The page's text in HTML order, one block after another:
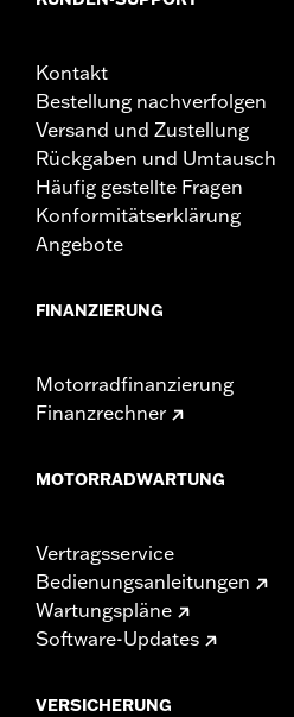
Kontakt
Bestellung nachverfolgen
Versand und Zustellung
Rückgaben und Umtausch
Häufig gestellte Fragen
Konformitätserklärung
Angebote
FINANZIERUNG
Motorradfinanzierung
Finanzrechner
MOTORRADWARTUNG
Vertragsservice
Bedienungsanleitungen
Wartungspläne
Software-Updates
VERSICHERUNG